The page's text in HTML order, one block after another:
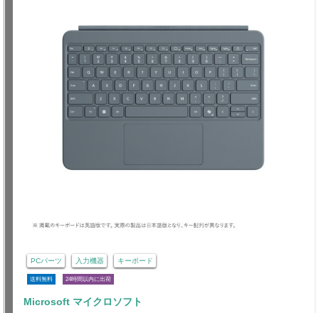
PCパーツ 入力機器 キーボード
送料無料 24時間以内に出荷
Microsoft マイクロソフト